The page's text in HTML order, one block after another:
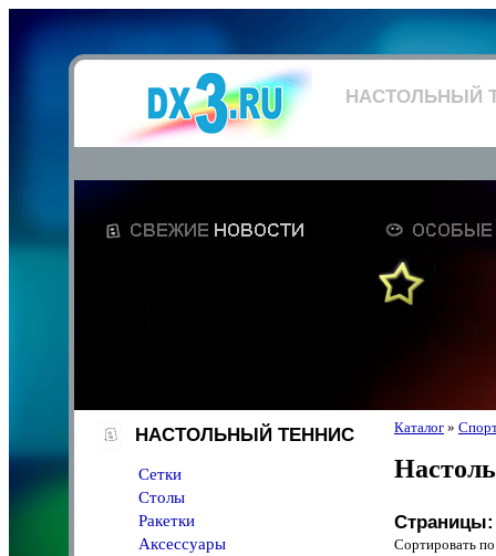
НАСТОЛЬНЫЙ
НАСТОЛЬНЫЙ ТЕННИС
Сетки
Столы
Ракетки
Аксессуары
Каталог »
Страницы:
Сортировать